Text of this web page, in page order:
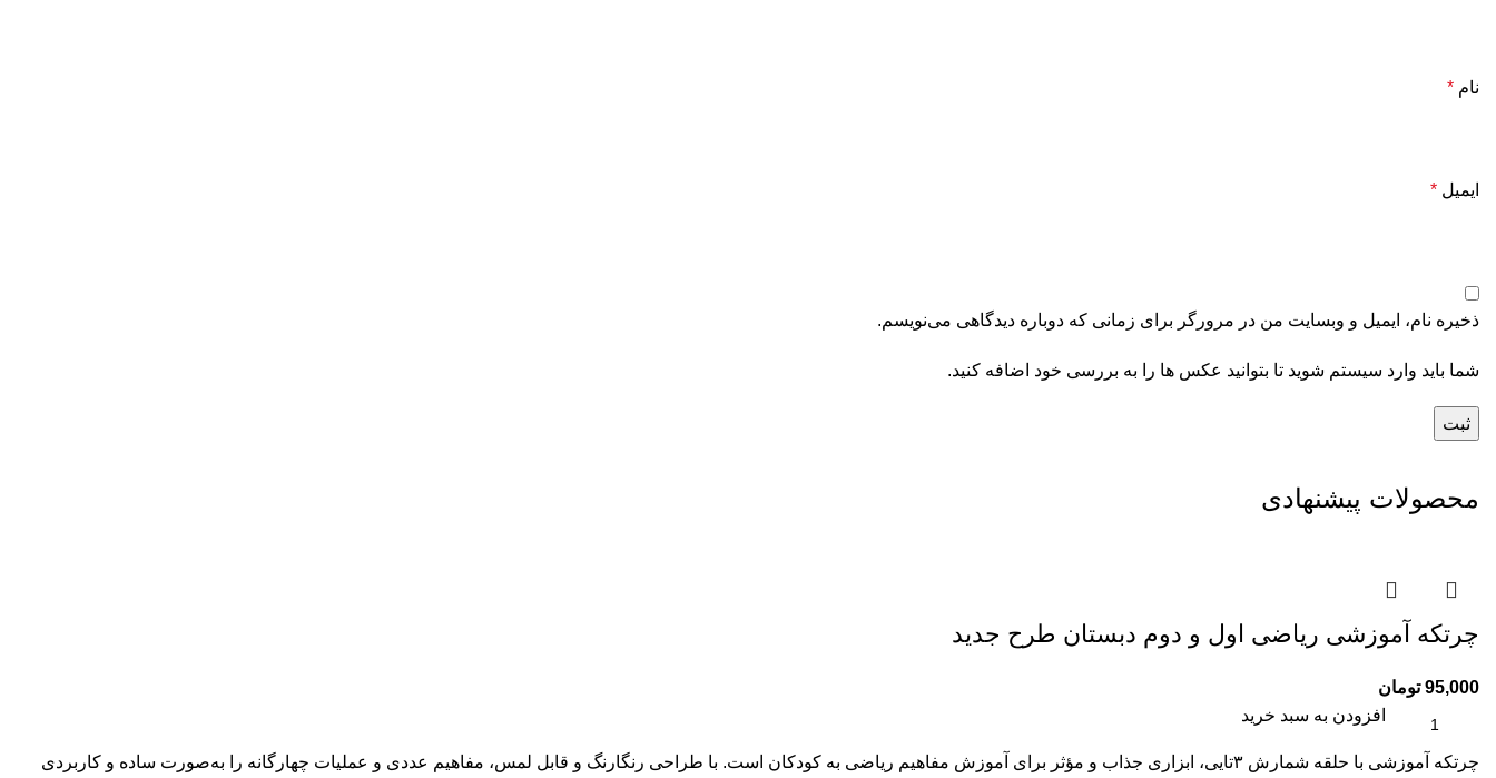
نام *
ایمیل *
ذخیره نام، ایمیل و وبسایت من در مرورگر برای زمانی که دوباره دیدگاهی می‌نویسم.
شما باید وارد سیستم شوید تا بتوانید عکس ها را به بررسی خود اضافه کنید.
محصولات پیشنهادی
چرتکه آموزشی ریاضی اول و دوم دبستان طرح جدید
95,000 تومان
افزودن به سبد خرید
چرتکه آموزشی با حلقه شمارش ۳تایی، ابزاری جذاب و مؤثر برای آموزش مفاهیم ریاضی به کودکان است. با طراحی رنگارنگ و قابل لمس، مفاهیم عددی و عملیات چهارگانه را به‌صورت ساده و کاربردی